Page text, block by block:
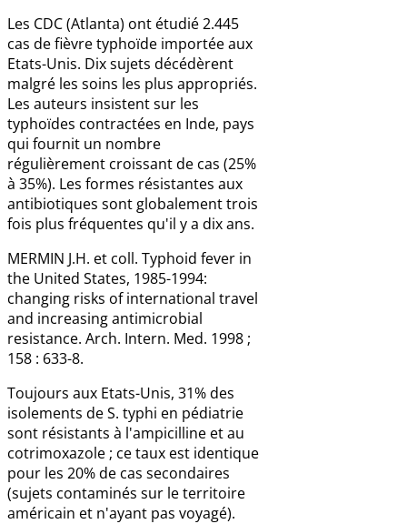
Les CDC (Atlanta) ont étudié 2.445
cas de fièvre typhoïde importée aux
Etats-Unis. Dix sujets décédèrent
malgré les soins les plus appropriés.
Les auteurs insistent sur les
typhoïdes contractées en Inde, pays
qui fournit un nombre
régulièrement croissant de cas (25%
à 35%). Les formes résistantes aux
antibiotiques sont globalement trois
fois plus fréquentes qu'il y a dix ans.
MERMIN J.H. et coll. Typhoid fever in
the United States, 1985-1994:
changing risks of international travel
and increasing antimicrobial
resistance. Arch. Intern. Med. 1998 ;
158 : 633-8.
Toujours aux Etats-Unis, 31% des
isolements de S. typhi en pédiatrie
sont résistants à l'ampicilline et au
cotrimoxazole ; ce taux est identique
pour les 20% de cas secondaires
(sujets contaminés sur le territoire
américain et n'ayant pas voyagé).